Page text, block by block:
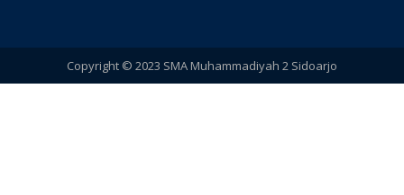
Copyright © 2023 SMA Muhammadiyah 2 Sidoarjo